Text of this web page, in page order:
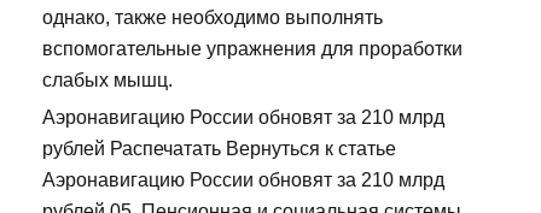
однако, также необходимо выполнять
вспомогательные упражнения для проработки
слабых мышц.
Аэронавигацию России обновят за 210 млрд
рублей Распечатать Вернуться к статье
Аэронавигацию России обновят за 210 млрд